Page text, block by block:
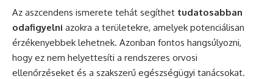
Az aszcendens ismerete tehát segíthet tudatosabban
odafigyelni azokra a területekre, amelyek potenciálisan
érzékenyebbek lehetnek. Azonban fontos hangsúlyozni,
hogy ez nem helyettesíti a rendszeres orvosi
ellenőrzéseket és a szakszerű egészségügyi tanácsokat.